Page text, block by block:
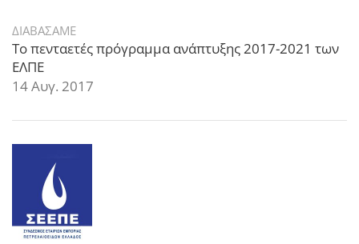
ΔΙΑΒΑΣΑΜΕ
Το πενταετές πρόγραμμα ανάπτυξης 2017-2021 των
ΕΛΠΕ
14 Αυγ. 2017